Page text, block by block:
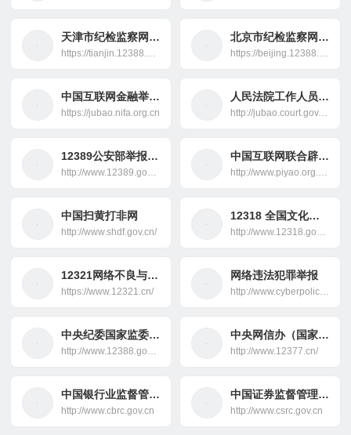
天津市纪检监察网上举报
https://tianjin.12388.gov.cn/
北京市纪检监察网上举报
https://beijing.12388.gov.cn/
中国互联网金融举报信息平台
https://jubao.nifa.org.cn
人民法院工作人员违纪违法举报中心
http://jubao.court.gov.cn/
12389公安部举报中心
http://www.12389.gov.cn/
中国互联网联合辟谣平台
http://www.piyao.org.cn/
中国扫黄打非网
http://www.shdf.gov.cn/
12318 全国文化市场举报平台
http://www.12318.gov.cn
12321网络不良与垃圾信息举报中心
https://www.12321.cn/
网络违法犯罪举报
http://www.cyberpolice.cn/
中央纪委国家监委举报
http://www.12388.gov.cn/
中央网信办（国家互联网信息办公室）举报中心
http://www.12377.cn/
中国银行业监督管理委员会
http://www.cbrc.gov.cn
中国证券监督管理委员会
http://www.csrc.gov.cn